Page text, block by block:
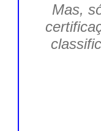
Mas,